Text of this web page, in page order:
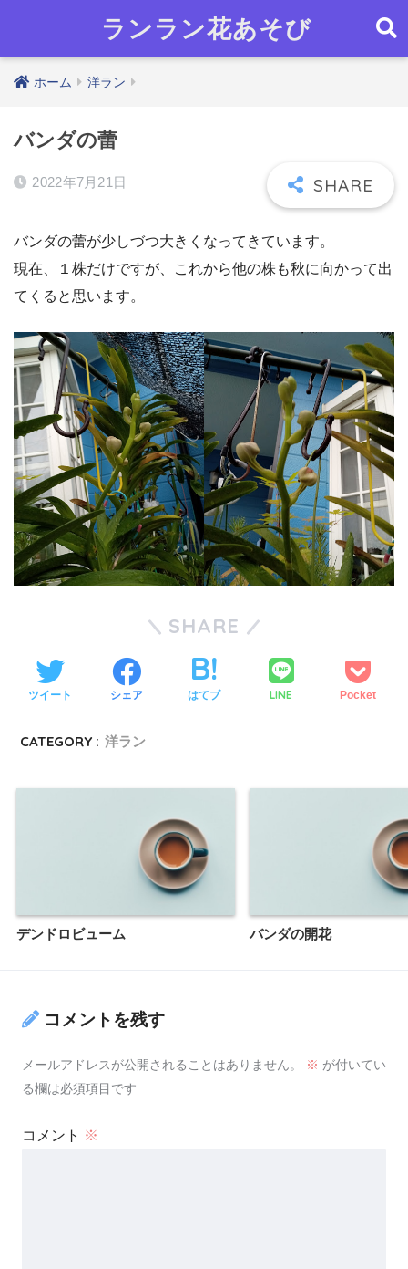
ランラン花あそび
ホーム 洋ラン
バンダの蕾
2022年7月21日
バンダの蕾が少しづつ大きくなってきています。
現在、１株だけですが、これから他の株も秋に向かって出
てくると思います。
SHARE
ツイート シェア はてブ LINE Pocket
CATEGORY : 洋ラン
デンドロビューム バンダの開花
コメントを残す
メールアドレスが公開されることはありません。 ※ が付いてい
る欄は必須項目です
コメント ※